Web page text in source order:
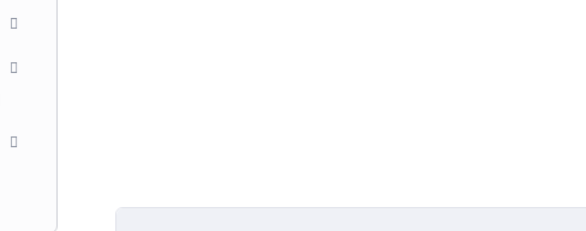
مستوى الفهم والتحصيل الدراسي.
بين المواضيع لتسهيل الحفظ والفهم.